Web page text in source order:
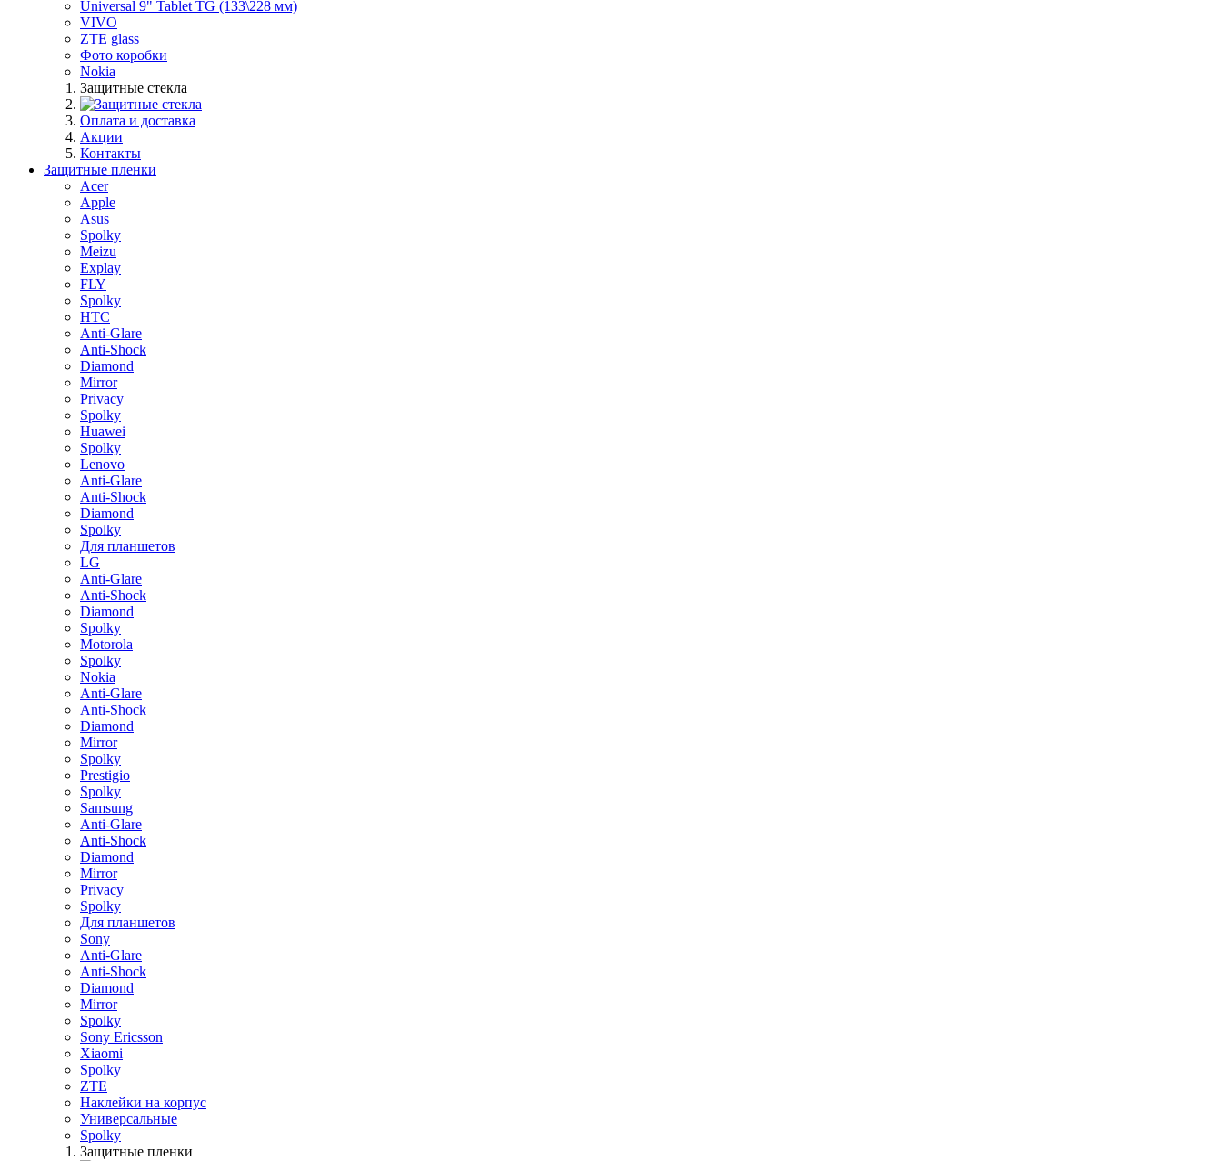
Universal 9" Tablet TG (133\228 мм)
VIVO
ZTE glass
Фото коробки
Nokia
Защитные стекла
Оплата и доставка
Акции
Контакты
Защитные пленки
Acer
Apple
Asus
Spolky
Meizu
Explay
FLY
Spolky
HTC
Anti-Glare
Anti-Shock
Diamond
Mirror
Privacy
Spolky
Huawei
Spolky
Lenovo
Anti-Glare
Anti-Shock
Diamond
Spolky
Для планшетов
LG
Anti-Glare
Anti-Shock
Diamond
Spolky
Motorola
Spolky
Nokia
Anti-Glare
Anti-Shock
Diamond
Mirror
Spolky
Prestigio
Spolky
Samsung
Anti-Glare
Anti-Shock
Diamond
Mirror
Privacy
Spolky
Для планшетов
Sony
Anti-Glare
Anti-Shock
Diamond
Mirror
Spolky
Sony Ericsson
Xiaomi
Spolky
ZTE
Наклейки на корпус
Универсальные
Spolky
Защитные пленки